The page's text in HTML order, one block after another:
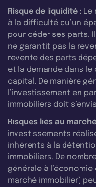
Risque de liquidité : Le
à la difficulté qu’un
pour céder ses parts. Il
ne garantit pas la
revente des parts
et la demande dans le
capital. De manière
l’investissement en
immobiliers doit
Risques liés au
investissements
inhérents à la
immobiliers. De
générale à
marché immobilier)